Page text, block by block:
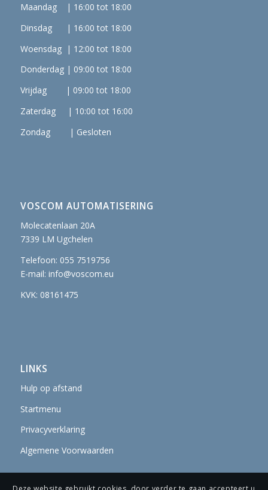
Maandag | 16:00 tot 18:00
Dinsdag | 16:00 tot 18:00
Woensdag | 12:00 tot 18:00
Donderdag | 09:00 tot 18:00
Vrijdag | 09:00 tot 18:00
Zaterdag | 10:00 tot 16:00
Zondag | Gesloten
VOSCOM AUTOMATISERING
Molecatenlaan 20A
7339 LM Ugchelen
Telefoon: 055 7519756
E-mail: info@voscom.eu
KVK: 08161475
LINKS
Hulp op afstand
Startmenu
Privacyverklaring
Algemene Voorwaarden